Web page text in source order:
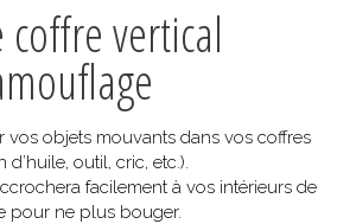
coffre vertical
vos objets mouvants dans vos coffres
d’huile, outil, cric, etc.).
facilement à vos intérieurs de
pour ne plus bouger.